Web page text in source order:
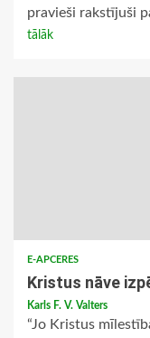
pravieši rakstījuši
tālāk
E-APCERES
Kristus nāve
Karls F. V. Valters
“Jo Kristus